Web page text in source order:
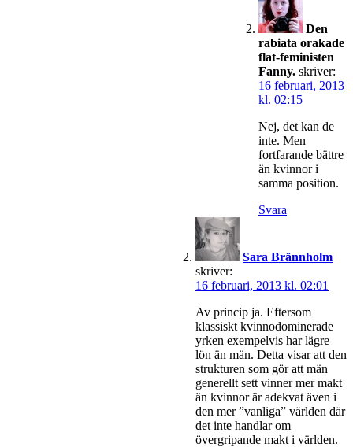
Den
rabiata orakade
flat-feministen
Fanny. skriver:
16 februari, 2013
kl. 02:15
Nej, det kan de
inte. Men
fortfarande bättre
än kvinnor i
samma position.
Svara
Sara Brännholm
skriver:
16 februari, 2013 kl. 02:01
Av princip ja. Eftersom
klassiskt kvinnodominerade
yrken exempelvis har lägre
lön än män. Detta visar att den
strukturen som gör att män
generellt sett vinner mer makt
än kvinnor är adekvat även i
den mer ”vanliga” världen där
det inte handlar om
övergripande makt i världen.